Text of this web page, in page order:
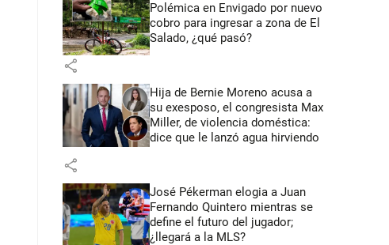
Polémica en Envigado por nuevo
cobro para ingresar a zona de El
Salado, ¿qué pasó?
share
Hija de Bernie Moreno acusa a
su exesposo, el congresista Max
Miller, de violencia doméstica:
dice que le lanzó agua hirviendo
share
José Pékerman elogia a Juan
Fernando Quintero mientras se
define el futuro del jugador;
¿llegará a la MLS?